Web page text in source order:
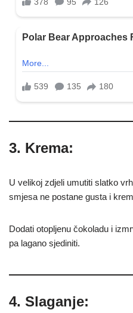
3. Krema:
U velikoj zdjeli umutiti slatko
smjesa ne postane gusta i
Dodati otopljenu čokoladu i
pa lagano sjediniti.
4. Slaganje: